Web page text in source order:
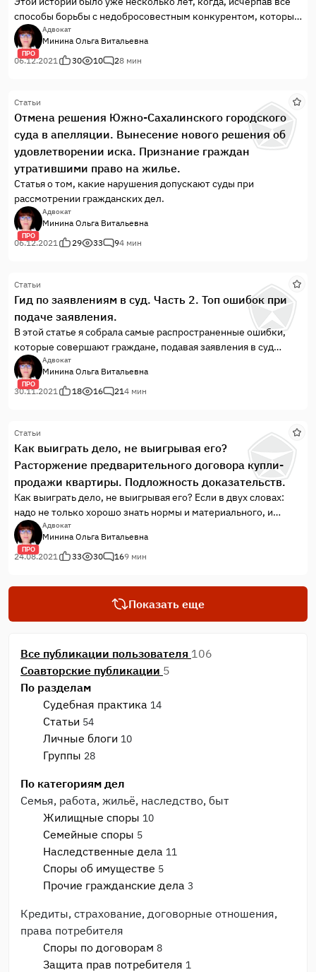
способы борьбы с недобросовестным конкурентом, которые
были им известны, доверитель дошел до меня.Причем
ситуация находилась на той стадии, когда антимонопольный
орган возбудил дело в отношении юрлица.
ПРО
Адвокат
Минина Ольга Витальевна
06.12.2021
30 10 28 мин
Статьи
Отмена решения Южно-Сахалинского городского
суда в апелляции. Вынесение нового решения об
удовлетворении иска. Признание граждан
утратившими право на жилье.
Статья о том, какие нарушения допускают суды при
рассмотрении гражданских дел.
ПРО
Адвокат
Минина Ольга Витальевна
06.12.2021
29 33 94 мин
Статьи
Гид по заявлениям в суд. Часть 2. Топ ошибок при
подаче заявления.
В этой статье я собрала самые распространенные ошибки,
которые совершают граждане, подавая заявления в суд
самостоятельно.
ПРО
Адвокат
Минина Ольга Витальевна
30.11.2021
18 16 214 мин
Статьи
Как выиграть дело, не выигрывая его?
Расторжение предварительного договора купли-
продажи квартиры. Подложность доказательств.
Как выиграть дело, не выигрывая его? Если в двух словах:
надо не только хорошо знать нормы и материального, и
процессуального права, но и уметь их использовать.
ПРО
Адвокат
Минина Ольга Витальевна
24.08.2021
33 30 169 мин
Показать еще
Все публикации пользователя 106
Соавторские публикации 5
По разделам
Судебная практика 14
Статьи 54
Личные блоги 10
Группы 28
По категориям дел
Семья, работа, жильё, наследство, быт
Жилищные споры 10
Семейные споры 5
Наследственные дела 11
Споры об имуществе 5
Прочие гражданские дела 3
Кредиты, страхование, договорные отношения,
права потребителя
Споры по договорам 8
Защита прав потребителя 1